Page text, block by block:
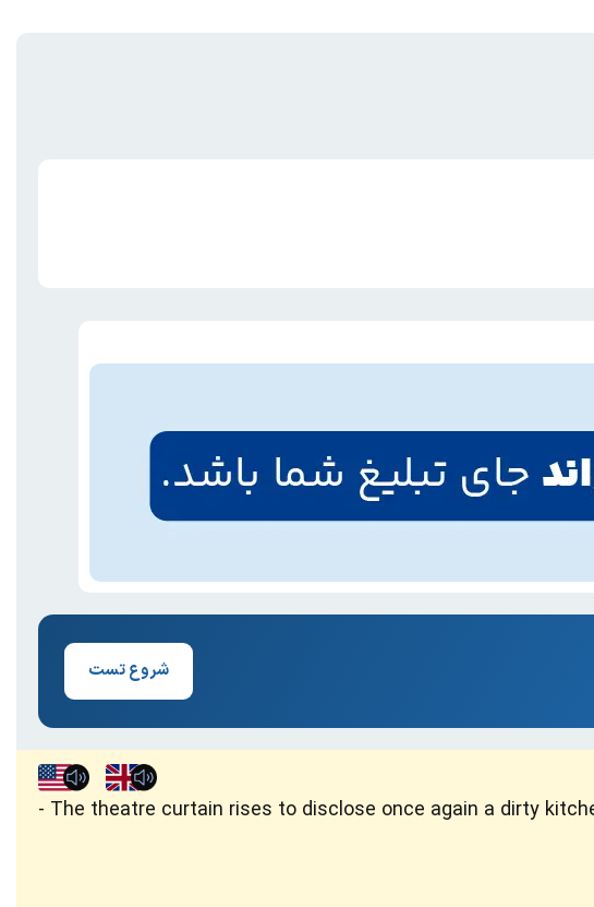
شروع تست
The theatre curtain rises to disclose once again a dirty